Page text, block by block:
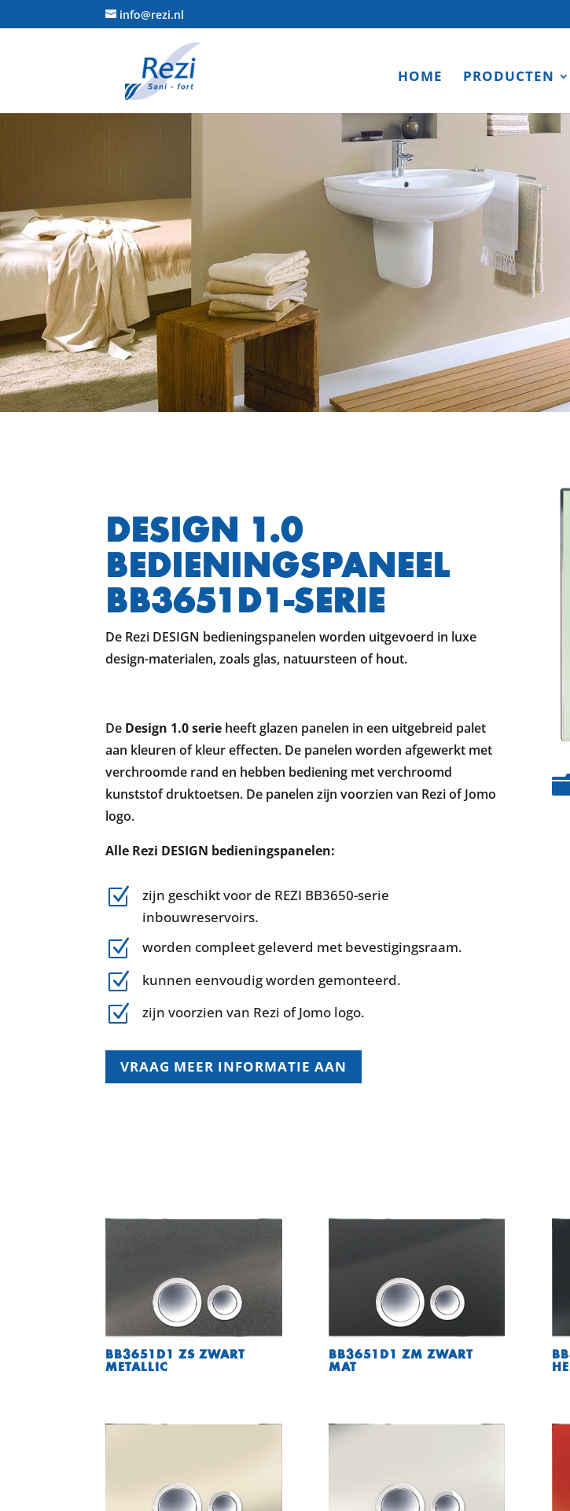
info@rezi.nl
HOME PRODUCTEN
DESIGN 1.0
BEDIENINGSPANEEL
BB3651D1-SERIE
De Rezi DESIGN bedieningspanelen worden uitgevoerd in luxe
design-materialen, zoals glas, natuursteen of hout.
De Design 1.0 serie heeft glazen panelen in een uitgebreid palet
aan kleuren of kleur effecten. De panelen worden afgewerkt met
verchroomde rand en hebben bediening met verchroomd
kunststof druktoetsen. De panelen zijn voorzien van Rezi of Jomo
logo.
Alle Rezi DESIGN bedieningspanelen:
Z
zijn geschikt voor de REZI BB3650-serie
inbouwreservoirs.
Z worden compleet geleverd met bevestigingsraam.
Z kunnen eenvoudig worden gemonteerd.
Z zijn voorzien van Rezi of Jomo logo.
VRAAG MEER INFORMATIE AAN
BB3651D1 ZS ZWART
METALLIC
BB3651D1 ZM ZWART
MAT